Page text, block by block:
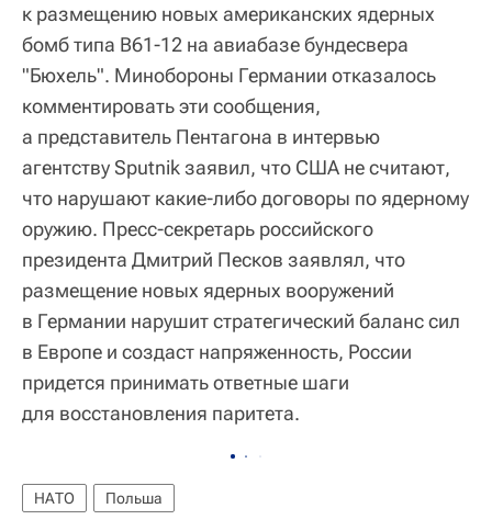
к размещению новых американских ядерных
бомб типа B61-12 на авиабазе бундесвера
"Бюхель". Минобороны Германии отказалось
комментировать эти сообщения,
а представитель Пентагона в интервью
агентству Sputnik заявил, что США не считают,
что нарушают какие-либо договоры по ядерному
оружию. Пресс-секретарь российского
президента Дмитрий Песков заявлял, что
размещение новых ядерных вооружений
в Германии нарушит стратегический баланс сил
в Европе и создаст напряженность, России
придется принимать ответные шаги
для восстановления паритета.
НАТО Польша